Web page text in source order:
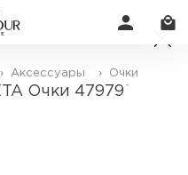
› Аксессуары › Очки